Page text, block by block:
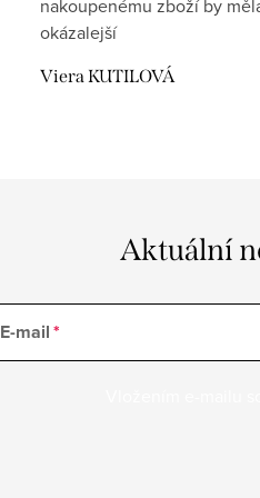
nakoupenému zboží by
okázalejší
Viera KUTILOVÁ
Aktuální
E-mail